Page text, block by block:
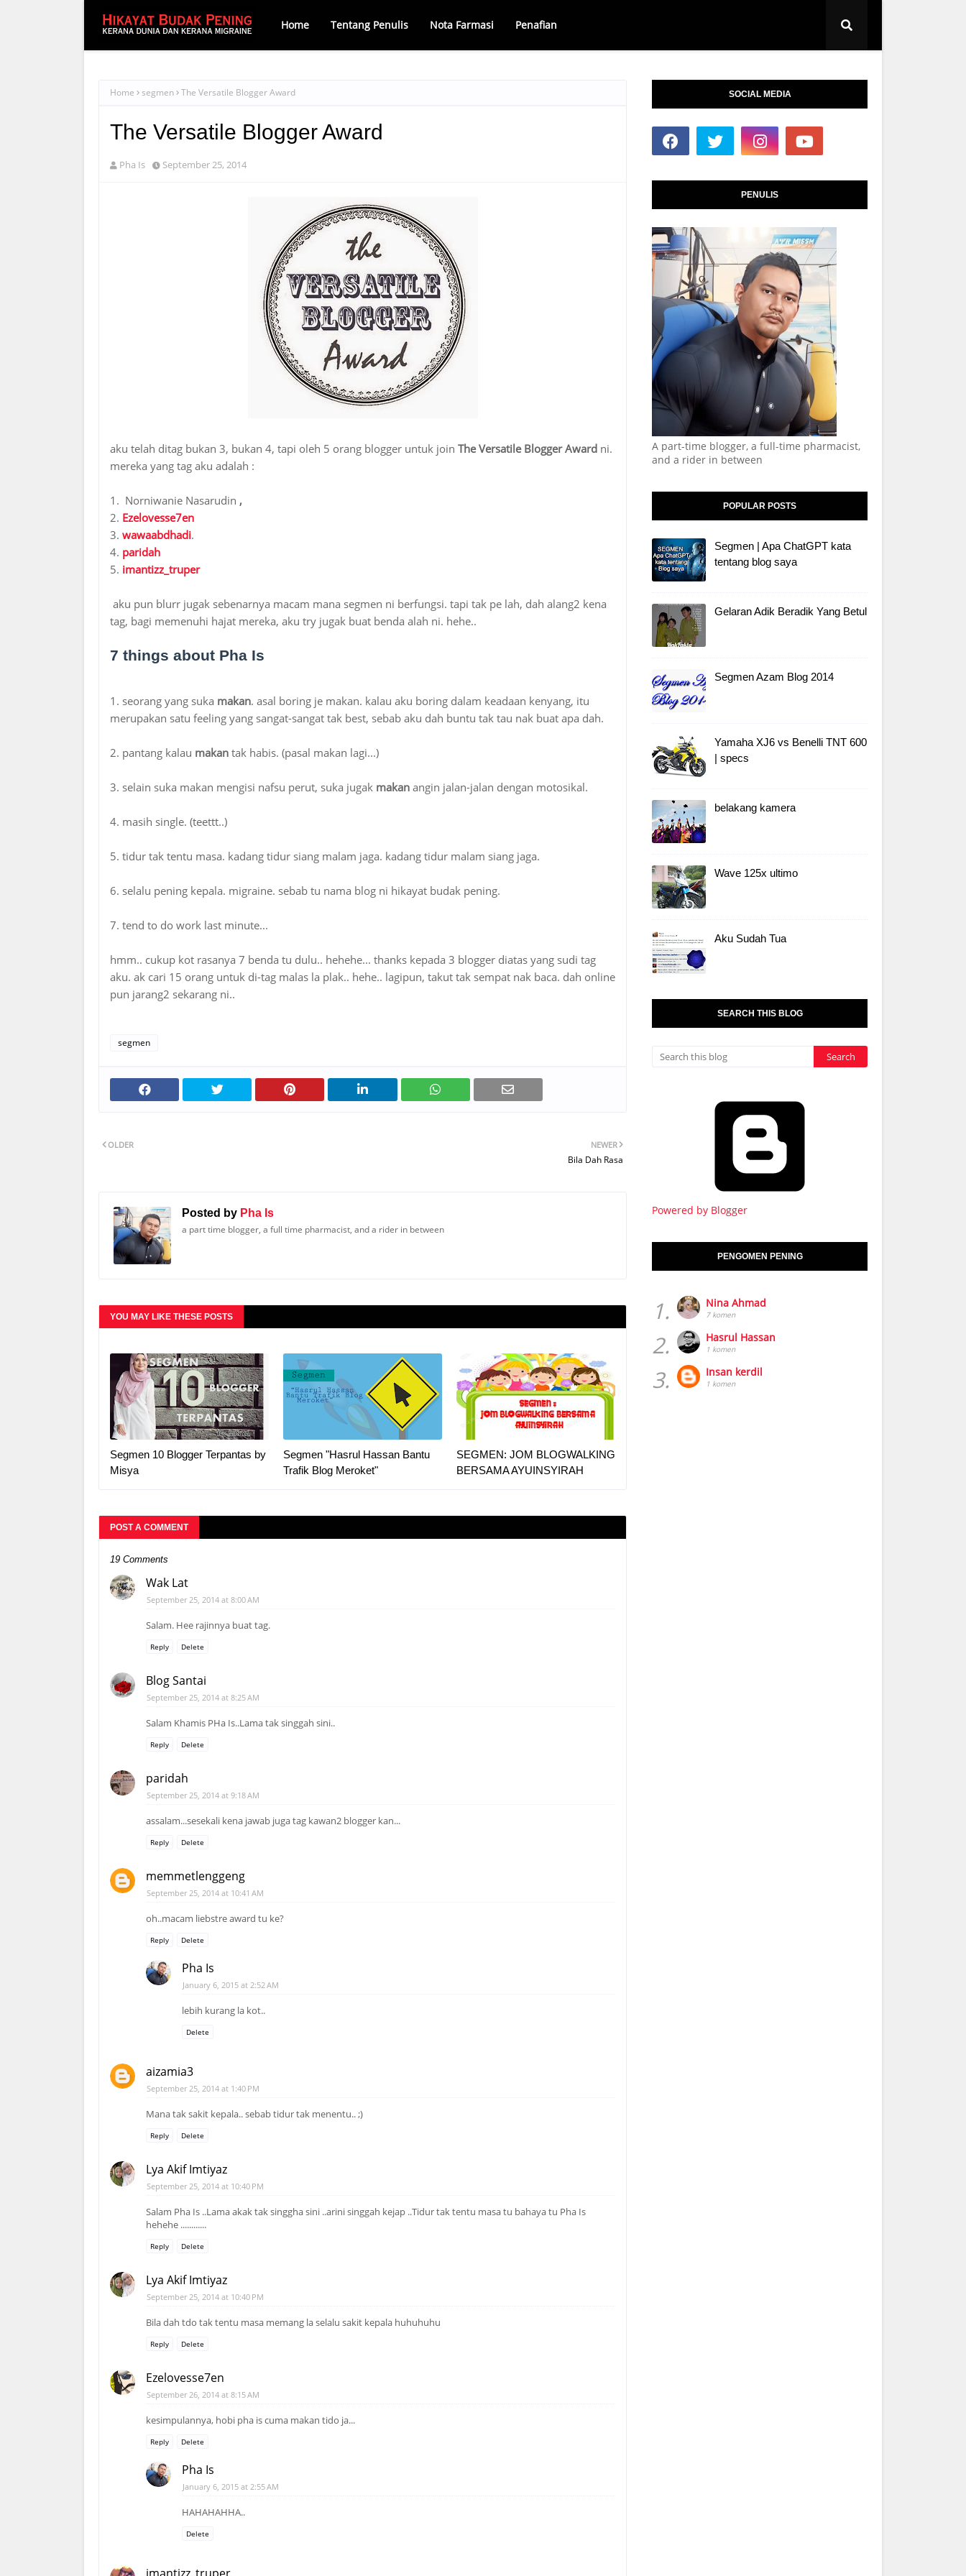
Home Tentang Penulis Nota Farmasi Penafian
Home segmen The Versatile Blogger Award
The Versatile Blogger Award
Pha Is September 25, 2014
aku telah ditag bukan 3, bukan 4, tapi oleh 5 orang blogger untuk join The Versatile Blogger Award ni.
mereka yang tag aku adalah :
1. Norniwanie Nasarudin ,
2. Ezelovesse7en
3. wawaabdhadi.
4. paridah
5. imantizz_truper
aku pun blurr jugak sebenarnya macam mana segmen ni berfungsi. tapi tak pe lah, dah alang2 kena
tag, bagi memenuhi hajat mereka, aku try jugak buat benda alah ni. hehe..
7 things about Pha Is
1. seorang yang suka makan. asal boring je makan. kalau aku boring dalam keadaan kenyang, itu
merupakan satu feeling yang sangat-sangat tak best, sebab aku dah buntu tak tau nak buat apa dah.
2. pantang kalau makan tak habis. (pasal makan lagi...)
3. selain suka makan mengisi nafsu perut, suka jugak makan angin jalan-jalan dengan motosikal.
4. masih single. (teettt..)
5. tidur tak tentu masa. kadang tidur siang malam jaga. kadang tidur malam siang jaga.
6. selalu pening kepala. migraine. sebab tu nama blog ni hikayat budak pening.
7. tend to do work last minute...
hmm.. cukup kot rasanya 7 benda tu dulu.. hehehe... thanks kepada 3 blogger diatas yang sudi tag
aku. ak cari 15 orang untuk di-tag malas la plak.. hehe.. lagipun, takut tak sempat nak baca. dah online
pun jarang2 sekarang ni..
segmen
NEWER
Bila Dah Rasa
OLDER
Posted by Pha Is
a part time blogger, a full time pharmacist, and a rider in between
YOU MAY LIKE THESE POSTS
Segmen 10 Blogger Terpantas by
Misya
Segmen "Hasrul Hassan Bantu
Trafik Blog Meroket"
SEGMEN: JOM BLOGWALKING
BERSAMA AYUINSYIRAH
POST A COMMENT
19 Comments
Wak Lat
September 25, 2014 at 8:00 AM
Salam. Hee rajinnya buat tag.
Reply Delete
Blog Santai
September 25, 2014 at 8:25 AM
Salam Khamis PHa Is..Lama tak singgah sini..
Reply Delete
paridah
September 25, 2014 at 9:18 AM
assalam...sesekali kena jawab juga tag kawan2 blogger kan...
Reply Delete
memmetlenggeng
September 25, 2014 at 10:41 AM
oh..macam liebstre award tu ke?
Reply Delete
Pha Is
January 6, 2015 at 2:52 AM
lebih kurang la kot..
Delete
aizamia3
September 25, 2014 at 1:40 PM
Mana tak sakit kepala.. sebab tidur tak menentu.. ;)
Reply Delete
Lya Akif Imtiyaz
September 25, 2014 at 10:40 PM
Salam Pha Is ..Lama akak tak singgha sini ..arini singgah kejap ..Tidur tak tentu masa tu bahaya tu Pha Is
hehehe ............
Reply Delete
Lya Akif Imtiyaz
September 25, 2014 at 10:40 PM
Bila dah tdo tak tentu masa memang la selalu sakit kepala huhuhuhu
Reply Delete
Ezelovesse7en
September 26, 2014 at 8:15 AM
kesimpulannya, hobi pha is cuma makan tido ja...
Reply Delete
Pha Is
January 6, 2015 at 2:55 AM
HAHAHAHHA..
Delete
SOCIAL MEDIA
PENULIS
A part-time blogger, a full-time pharmacist,
and a rider in between
POPULAR POSTS
Segmen | Apa ChatGPT kata
tentang blog saya
Gelaran Adik Beradik Yang Betul
Segmen Azam Blog 2014
Yamaha XJ6 vs Benelli TNT 600
| specs
belakang kamera
Wave 125x ultimo
Aku Sudah Tua
SEARCH THIS BLOG
Powered by Blogger
PENGOMEN PENING
1. Nina Ahmad
7 komen
2. Hasrul Hassan
1 komen
3. Insan kerdil
1 komen